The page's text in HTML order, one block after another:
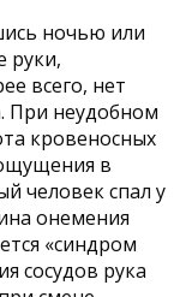
ночью или
руки,
всего, нет
При неудобном
кровеносных
в
человек спал у
онемения
«синдром
сосудов рука